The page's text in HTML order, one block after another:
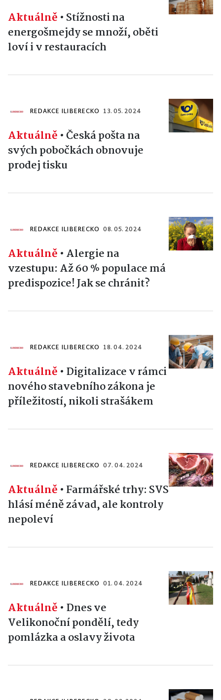
Aktuálně • Stížnosti na
energošmejdy se množí, oběti
loví i v restauracích
REDAKCE ILIBERECKO 13. 05. 2024
Aktuálně •Česká pošta na
svých pobočkách obnovuje
prodej tisku
REDAKCE ILIBERECKO 08. 05. 2024
Aktuálně • Alergie na
vzestupu: Až 60 % populace má
predispozice! Jak se chránit?
REDAKCE ILIBERECKO 18. 04. 2024
Aktuálně • Digitalizace v rámci
nového stavebního zákona je
příležitostí, nikoli strašákem
REDAKCE ILIBERECKO 07. 04. 2024
Aktuálně • Farmářské trhy: SVS
hlásí méně závad, ale kontroly
nepoleví
REDAKCE ILIBERECKO 01. 04. 2024
Aktuálně • Dnes ve
Velikonoční pondělí, tedy
pomlázka a oslavy života